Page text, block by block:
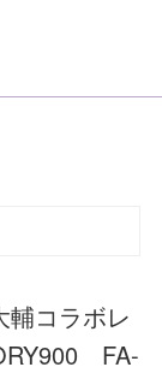
輔コラボレ
FA-